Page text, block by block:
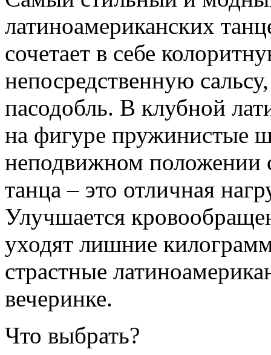
латиноамериканских
сочетает в себе
непосредственную
пасодобль. В клубной
на фигуре пружинистые
неподвижном положении
танца – это отличная
Улучшается
уходят лишние
страстные
вечеринке.
Что выбрать?